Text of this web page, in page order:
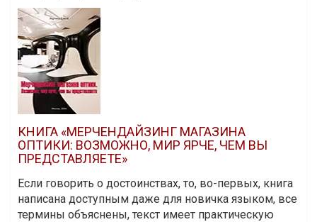
КНИГА «МЕРЧЕНДАЙЗИНГ МАГАЗИНА
ОПТИКИ: ВОЗМОЖНО, МИР ЯРЧЕ, ЧЕМ ВЫ
ПРЕДСТАВЛЯЕТЕ»
Если говорить о достоинствах, то, во-первых, книга
написана доступным даже для новичка языком, все
термины объяснены, текст имеет практическую